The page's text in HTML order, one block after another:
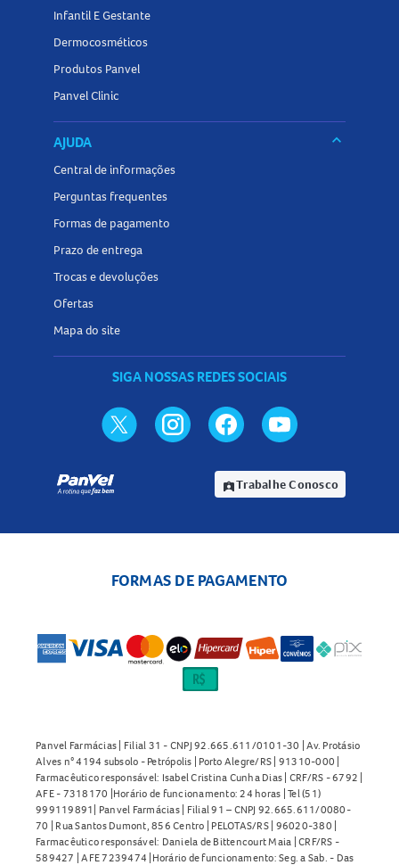
Infantil E Gestante
Dermocosméticos
Produtos Panvel
Panvel Clinic
AJUDA keyboard_arrow_down
Central de informações
Perguntas frequentes
Formas de pagamento
Prazo de entrega
Trocas e devoluções
Ofertas
Mapa do site
SIGA NOSSAS REDES SOCIAIS
assignment_indTrabalhe Conosco
FORMAS DE PAGAMENTO
Panvel Farmácias | Filial 31 - CNPJ 92.665.611/0101-30 | Av. Protásio
Alves n° 4194 subsolo - Petrópolis | Porto Alegre/RS | 91310-000 |
Farmacêutico responsável: Isabel Cristina Cunha Dias | CRF/RS - 6792 |
AFE - 7318170 |Horário de funcionamento: 24 horas | Tel (51)
999119891| Panvel Farmácias | Filial 91 – CNPJ 92.665.611/0080-
70 | Rua Santos Dumont, 856 Centro | PELOTAS/RS | 96020-380 |
Farmacêutico responsável: Daniela de Bittencourt Maia | CRF/RS -
589427 | AFE 7239474 |Horário de funcionamento: Seg. a Sab. - Das